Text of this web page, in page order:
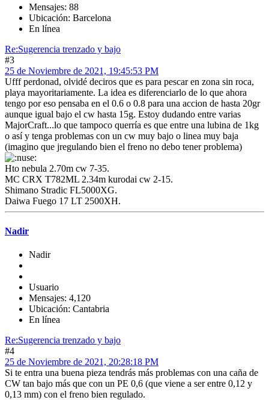
Mensajes: 88
Ubicación: Barcelona
En línea
Re:Sugerencia trenzado y bajo
#3
25 de Noviembre de 2021, 19:45:53 PM
Ufff perdonad, olvidé deciros que es para pescar en zona sin roca,
playa mayoritariamente. La idea es diferenciarlo de lo que ahora
tengo por eso pensaba en el 0.6 o 0.8 para una accion de hasta 20gr
aunque igual bajo el cw hasta 15g. Estoy dudando entre varias
MajorCraft...lo que tampoco querría es que entre una lubina de 1kg
o así y tenga problemas con un cw muy bajo o linea muy baja
(imagino que jregulando bien el freno no debo tener problema)
Hto nebula 2.70m cw 7-35.
MC CRX T782ML 2.34m kurodai cw 2-15.
Shimano Stradic FL5000XG.
Daiwa Fuego 17 LT 2500XH.
Nadir
Nadir
Usuario
Mensajes: 4,120
Ubicación: Cantabria
En línea
Re:Sugerencia trenzado y bajo
#4
25 de Noviembre de 2021, 20:28:18 PM
Si te entra una buena pieza tendrás más problemas con una caña de
CW tan bajo más que con un PE 0,6 (que viene a ser entre 0,12 y
0,13 mm) con el freno bien regulado.